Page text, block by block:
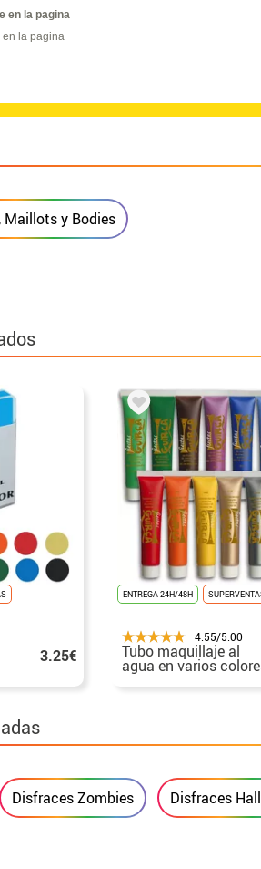
en la pagina
en la pagina
Maillots y Bodies
3.25€
ENTREGA 24H/48H
4.55/5.00
Tubo maquillaje al
agua en varios
20 ml
Disfraces Zombies Disfraces